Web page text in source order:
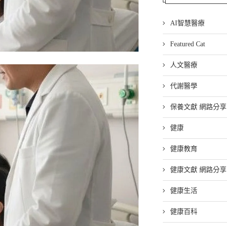
AI智慧醫療
Featured Cat
人文醫療
代謝醫學
保養文獻 網路分享
健康
健康教育
健康文獻 網路分享
健康生活
健康百科